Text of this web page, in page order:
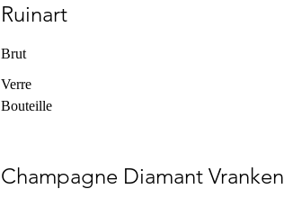
Ruinart
Brut
Verre
Bouteille
Champagne Diamant Vranken